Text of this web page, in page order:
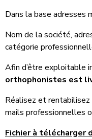
Dans la base adresses
Nom de la société,
catégorie
Afin d’être exploitable
orthophonistes est
Réalisez et rentabilisez
mails professionnelles
Fichier à télécharger